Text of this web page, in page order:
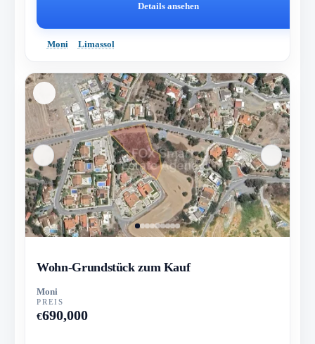
Details ansehen
Moni Limassol
Wohn-Grundstück zum Kauf
Moni
PREIS
€690,000